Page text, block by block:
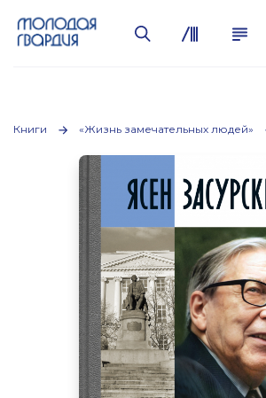
Книги «Жизнь замечательных людей»